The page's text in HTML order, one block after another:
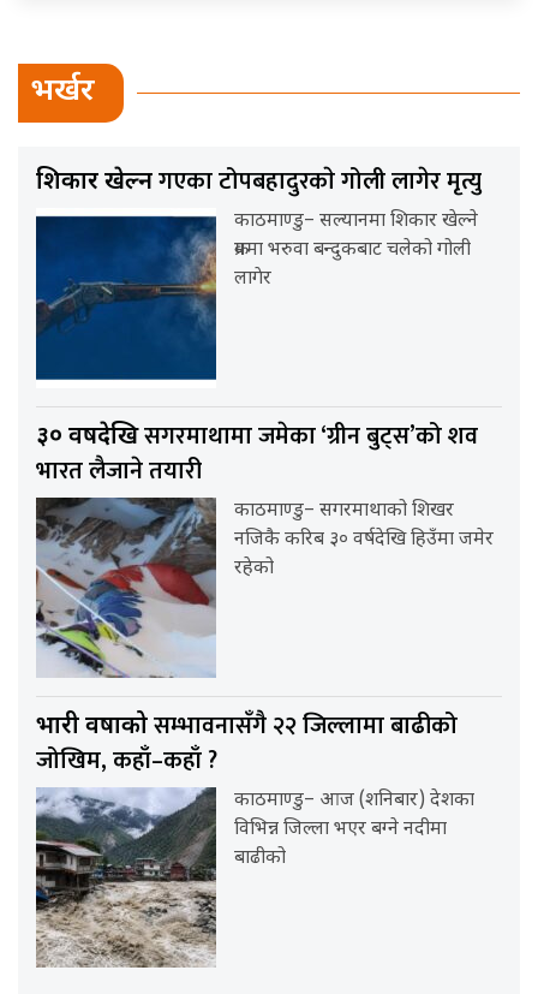
भर्खर
शिकार खेल्नगएका टोपबहादुरकाे गोली लागेर मृत्यु
काठमाण्डु– सल्यानमा शिकार खेल्ने
क्रममा भरुवा बन्दुकबाट चलेको गोली
लागेर
३० वर्षदेखिसगरमाथामा जमेका ‘ग्रीन बुट्स’को शव
भारत लैजाने तयारी
काठमाण्डु– सगरमाथाको शिखर
नजिकै करिब ३० वर्षदेखि हिउँमा जमेर
रहेको
भारी वर्षाकोसम्भावनासँगै २२ जिल्लामा बाढीको
जोखिम, कहाँ–कहाँ ?
काठमाण्डु– आज (शनिबार) देशका
विभिन्न जिल्ला भएर बग्ने नदीमा
बाढीको